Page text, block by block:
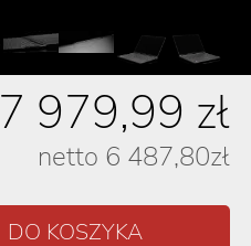
7 979,99 zł
netto 6 487,80zł